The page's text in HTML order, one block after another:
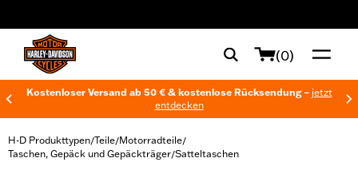
(0)
Kostenloser Versand ab 50 € & kostenlose Rücksendung – jetzt
entdecken
H-D Produkttypen/Teile/Motorradteile/
Taschen, Gepäck und Gepäckträger/Satteltaschen